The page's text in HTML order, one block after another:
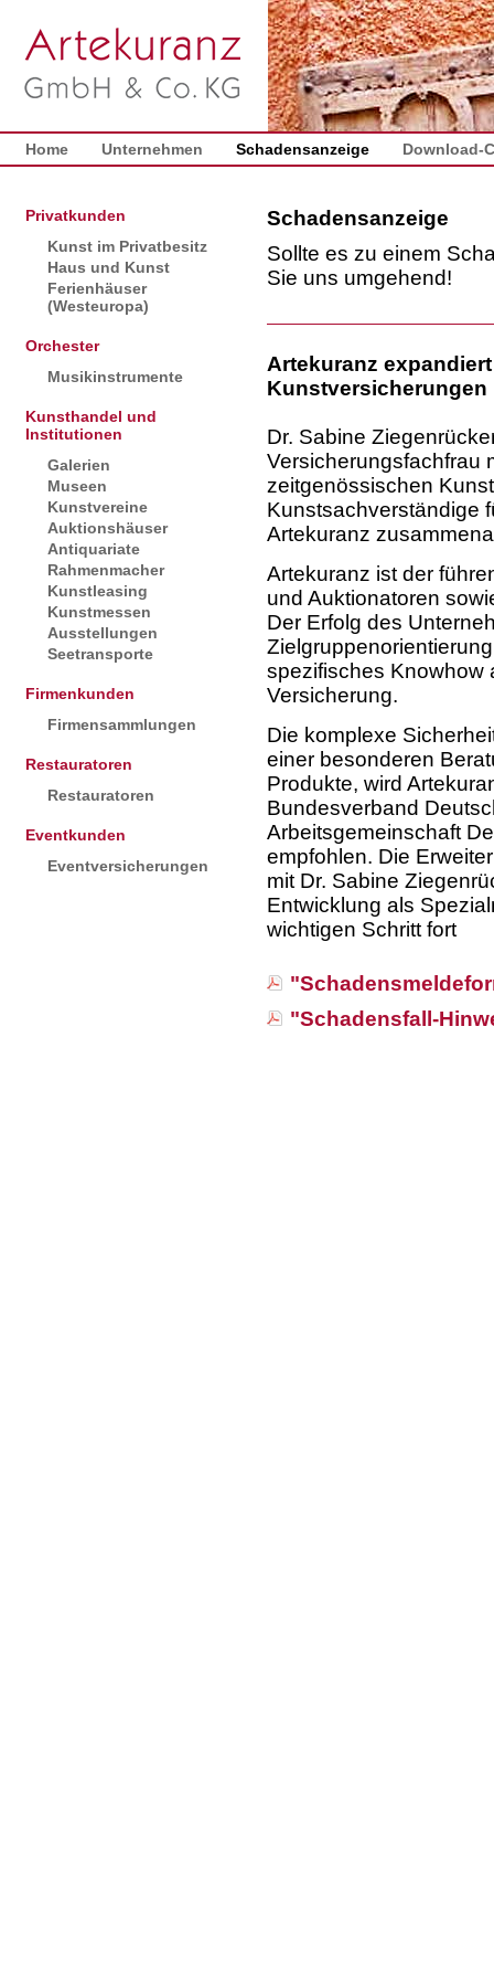
Home Unternehmen Schadensanzeige Download-
Privatkunden
Kunst im Privatbesitz
Haus und Kunst
Ferienhäuser
(Westeuropa)
Orchester
Musikinstrumente
Kunsthandel und
Institutionen
Galerien
Museen
Kunstvereine
Auktionshäuser
Antiquariate
Rahmenmacher
Kunstleasing
Kunstmessen
Ausstellungen
Seetransporte
Firmenkunden
Firmensammlungen
Restauratoren
Restauratoren
Eventkunden
Eventversicherungen
Schadensanzeige
Sollte es zu einem
Sie uns umgehend!
Artekuranz
Kunstversicherungen
Dr. Sabine
Versicherungsfachfrau
zeitgenössischen
Kunstsachverständige
Artekuranz
Artekuranz ist der
und Auktionatoren
Der Erfolg des
spezifisches Knowhow
Versicherung.
Die komplexe
einer besonderen
Produkte, wird
Bundesverband
Arbeitsgemeinschaft
empfohlen. Die
mit Dr. Sabine
Entwicklung als
wichtigen Schritt fort
"Schadensfall-